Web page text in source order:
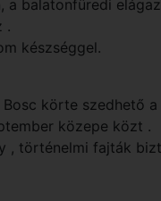
a balatonfüredi
.
készséggel.
körte szedhető
közepe közt .
, történelmi fajták